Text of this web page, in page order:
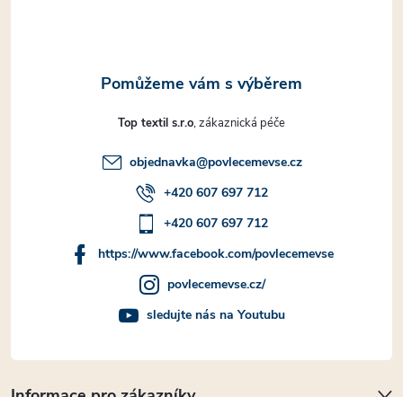
Top textil s.r.o
objednavka@povlecemevse.cz
+420 607 697 712
+420 607 697 712
https://www.facebook.com/povlecemevse
povlecemevse.cz/
sledujte nás na Youtubu